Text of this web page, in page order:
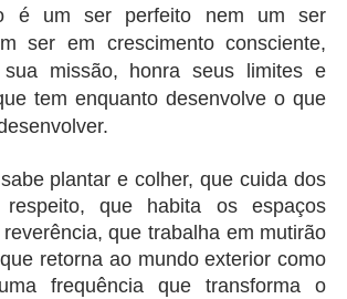
é um ser perfeito nem um ser
ser em crescimento consciente,
missão, honra seus limites e
tem enquanto desenvolve o que
plantar e colher, que cuida dos
que habita os espaços
que trabalha em mutirão
retorna ao mundo exterior como
frequência que transforma o